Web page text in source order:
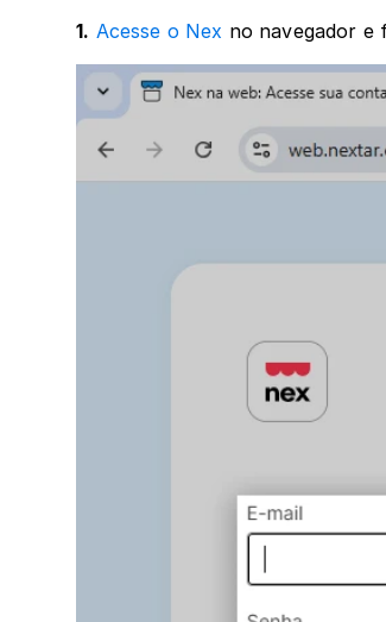
1. Acesse o Nex no navegador e